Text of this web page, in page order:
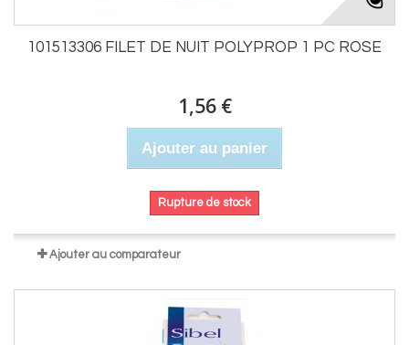
101513306 FILET DE NUIT POLYPROP 1 PC ROSE
1,56 €
Ajouter au panier
Rupture de stock
Ajouter au comparateur